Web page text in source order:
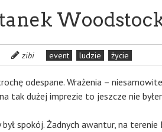
zibi event ludzie życie
odespane. Wrażenia –
tak dużej imprezie to jeszcze nie
spokój. Żadnych awantur, na